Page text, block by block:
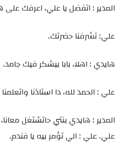
المدير : اتفضل يا علي، اعرفك على
علي: تشرفنا حضرتك.
هايدي : اهلا، بابا بيشكر فيك جامد.
علي : الحمد لله، دا استاذنا
المدير : هايدي بنتي حاتشتغل
علي. علي : الي تؤمر بيه يا فندم.